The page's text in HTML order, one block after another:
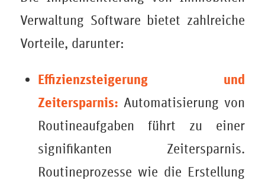
Verwaltung Software bietet zahlreiche
Vorteile, darunter:
Effizienzsteigerung und
Zeitersparnis: Automatisierung von
Routineaufgaben führt zu einer
signifikanten Zeitersparnis.
Routineprozesse wie die Erstellung